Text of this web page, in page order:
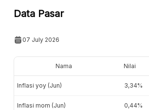
Data Pasar
07 July 2026
Nama Nilai
Inflasi yoy (Jun) 3,34%
Inflasi mom (Jun) 0,44%